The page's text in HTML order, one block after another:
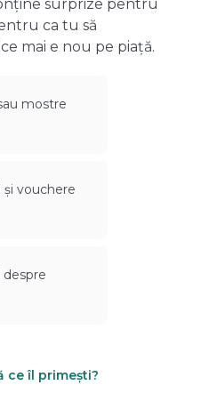
surprize pentru
ca tu să
mai e nou pe piață.
mostre
și vouchere
ce îl primești?